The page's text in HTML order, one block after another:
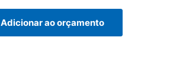
Adicionar ao orçamento